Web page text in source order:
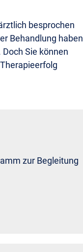
besprochen
Behandlung haben
Sie können
zur Begleitung